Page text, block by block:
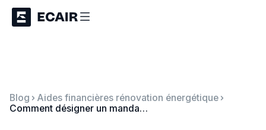
Blog
Aides financières rénovation énergétique
Comment désigner un mandataire MaPrimeRénov' ? (Étape par Étape)